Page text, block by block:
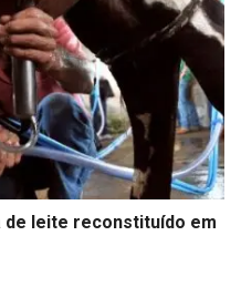
de leite reconstituído em